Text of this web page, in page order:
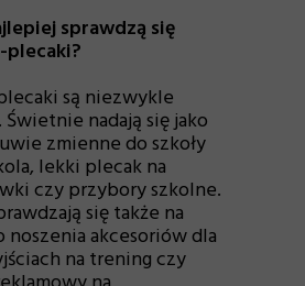
sprawdzą się
plecaki?
są niezwykle
nadają się jako
zmienne do szkoły
lekki plecak na
czy przybory szkolne.
się także na
noszenia akcesoriów dla
na trening czy